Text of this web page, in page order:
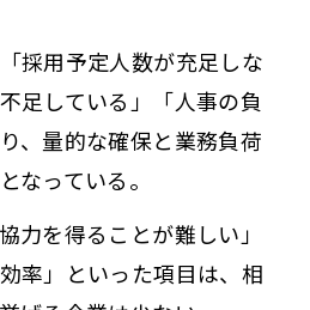
採用予定人数が充足しな
足している」「人事の負
、量的な確保と業務負荷
なっている。
力を得ることが難しい」
率」といった項目は、相